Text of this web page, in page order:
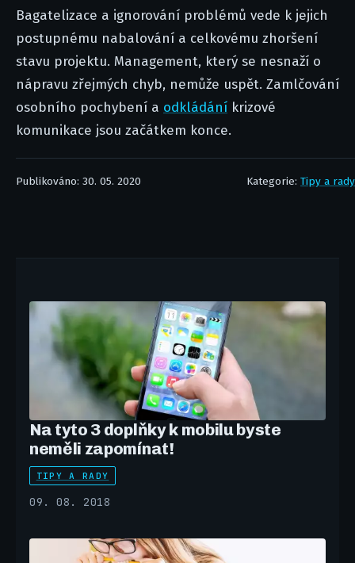
Bagatelizace a ignorování problémů vede k jejich
postupnému nabalování a celkovému zhoršení
stavu projektu. Management, který se nesnaží o
nápravu zřejmých chyb, nemůže uspět. Zamlčování
osobního pochybení a odkládání krizové
komunikace jsou začátkem konce.
Publikováno: 30. 05. 2020 Kategorie: Tipy a rady
Na tyto 3 doplňky k mobilu byste
neměli zapomínat!
TIPY A RADY
09. 08. 2018